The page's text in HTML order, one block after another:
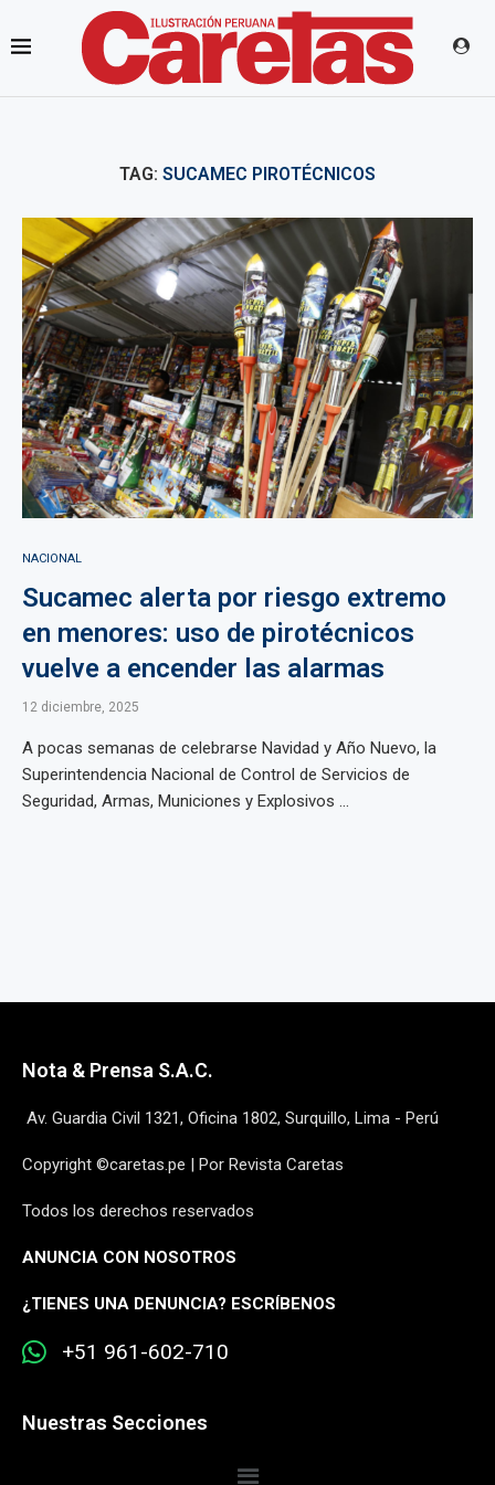
TAG: SUCAMEC PIROTÉCNICOS
NACIONAL
Sucamec alerta por riesgo extremo
en menores: uso de pirotécnicos
vuelve a encender las alarmas
12 diciembre, 2025
A pocas semanas de celebrarse Navidad y Año Nuevo, la
Superintendencia Nacional de Control de Servicios de
Seguridad, Armas, Municiones y Explosivos ...
Nota & Prensa S.A.C.
Av. Guardia Civil 1321, Oficina 1802, Surquillo, Lima - Perú
Copyright ©caretas.pe | Por Revista Caretas
Todos los derechos reservados
ANUNCIA CON NOSOTROS
¿TIENES UNA DENUNCIA? ESCRÍBENOS
+51 961-602-710
Nuestras Secciones